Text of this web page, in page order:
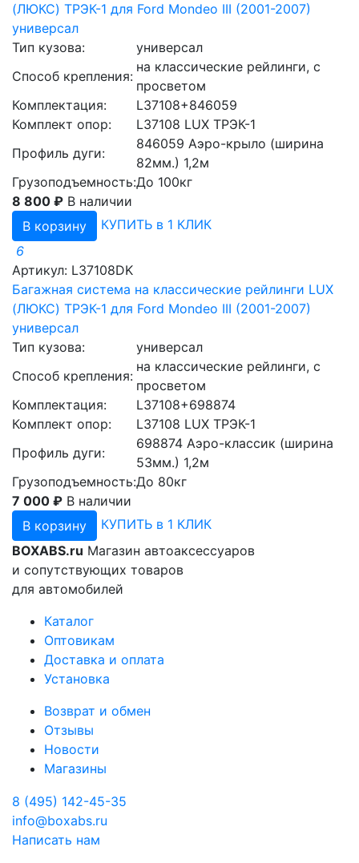
(ЛЮКС) ТРЭК-1 для Ford Mondeo III (2001-2007)
универсал
Тип кузова:
универсал
Способ крепления:
на классические рейлинги, с
просветом
Комплектация:
L37108+846059
Комплект опор:
L37108 LUX ТРЭК-1
Профиль дуги:
846059 Аэро-крыло (ширина
82мм.) 1,2м
Грузоподъемность:До 100кг
8 800 ₽ В наличии
В корзину
КУПИТЬ в 1 КЛИК
6
Артикул: L37108DK
Багажная система на классические рейлинги LUX
(ЛЮКС) ТРЭК-1 для Ford Mondeo III (2001-2007)
универсал
Тип кузова:
универсал
Способ крепления:
на классические рейлинги, с
просветом
Комплектация:
L37108+698874
Комплект опор:
L37108 LUX ТРЭК-1
Профиль дуги:
698874 Аэро-классик (ширина
53мм.) 1,2м
Грузоподъемность:До 80кг
7 000 ₽ В наличии
В корзину
КУПИТЬ в 1 КЛИК
BOXABS.ru Магазин автоаксессуаров
и сопутствующих товаров
для автомобилей
Каталог
Оптовикам
Доставка и оплата
Установка
Возврат и обмен
Отзывы
Новости
Магазины
8 (495) 142-45-35
info@boxabs.ru
Написать нам